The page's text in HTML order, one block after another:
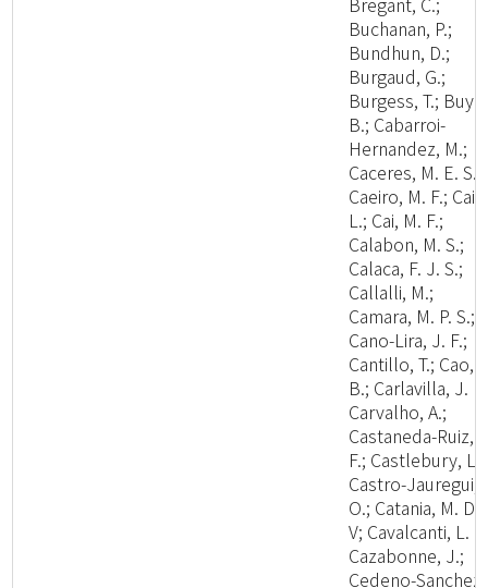
Buchanan, P.;
Bundhun, D.;
Burgaud, G.;
Burgess, T.;
B.; Cabarroi-
Hernandez, M.;
Caceres, M. E. S.;
Caeiro, M. F.; Cai,
L.; Cai, M. F.;
Calabon, M. S.;
Calaca, F. J. S.;
Callalli, M.;
Camara, M. P. S.;
Cano-Lira, J. F.;
Cantillo, T.; Cao,
B.; Carlavilla, J.
Carvalho, A.;
Castaneda-Ruiz,
F.; Castlebury, L.;
Castro-Jauregui,
O.; Catania, M. D.,
V; Cavalcanti, L.
Cazabonne, J.;
Cedeno-Sanchez,